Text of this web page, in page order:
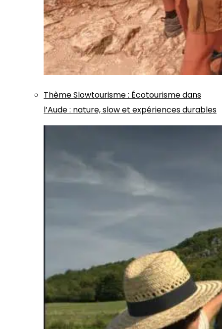
ThèmeSlowtourisme: Écotourisme dans
l’Aude : nature, slow et expériences durables